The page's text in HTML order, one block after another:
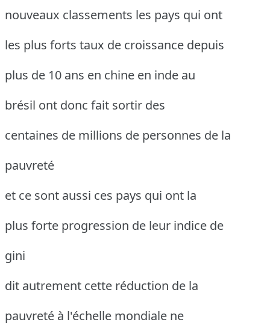
nouveaux classements les pays qui ont
les plus forts taux de croissance depuis
plus de 10 ans en chine en inde au
brésil ont donc fait sortir des
centaines de millions de personnes de la
pauvreté
et ce sont aussi ces pays qui ont la
plus forte progression de leur indice de
gini
dit autrement cette réduction de la
pauvreté à l'échelle mondiale ne